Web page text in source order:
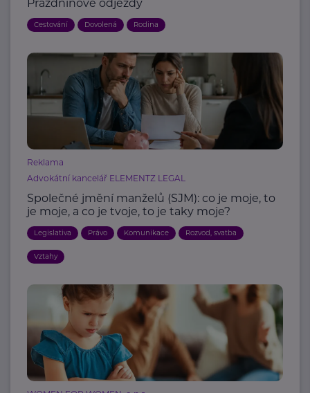
Prázdninové odjezdy
Cestování Dovolená Rodina
Reklama
Advokátní kancelář ELEMENTZ LEGAL
Společné jmění manželů (SJM): co je moje, to
je moje, a co je tvoje, to je taky moje?
Legislativa Právo Komunikace Rozvod, svatba
Vztahy